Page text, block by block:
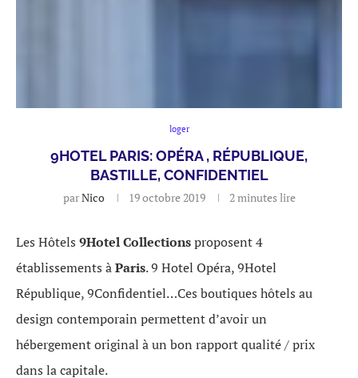
loger
9HOTEL PARIS: OPÉRA , RÉPUBLIQUE,
BASTILLE, CONFIDENTIEL
parNico 19 octobre 2019 2 minutes lire
Les Hôtels 9Hotel Collectionsproposent 4
établissements àParis. 9 Hotel Opéra, 9Hotel
République, 9Confidentiel…Ces boutiques hôtels au
design contemporain permettent d’avoir un
hébergement original à un bon rapport qualité / prix
dans la capitale.